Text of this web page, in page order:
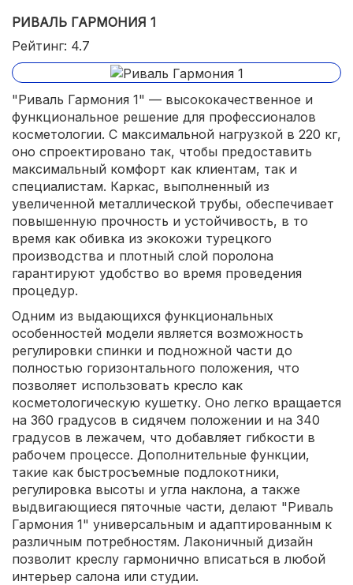
РИВАЛЬ ГАРМОНИЯ 1
Рейтинг: 4.7
"Риваль Гармония 1" — высококачественное и
функциональное решение для профессионалов
косметологии. С максимальной нагрузкой в 220 кг,
оно спроектировано так, чтобы предоставить
максимальный комфорт как клиентам, так и
специалистам. Каркас, выполненный из
увеличенной металлической трубы, обеспечивает
повышенную прочность и устойчивость, в то
время как обивка из экокожи турецкого
производства и плотный слой поролона
гарантируют удобство во время проведения
процедур.
Одним из выдающихся функциональных
особенностей модели является возможность
регулировки спинки и подножной части до
полностью горизонтального положения, что
позволяет использовать кресло как
косметологическую кушетку. Оно легко вращается
на 360 градусов в сидячем положении и на 340
градусов в лежачем, что добавляет гибкости в
рабочем процессе. Дополнительные функции,
такие как быстросъемные подлокотники,
регулировка высоты и угла наклона, а также
выдвигающиеся пяточные части, делают "Риваль
Гармония 1" универсальным и адаптированным к
различным потребностям. Лаконичный дизайн
позволит креслу гармонично вписаться в любой
интерьер салона или студии.